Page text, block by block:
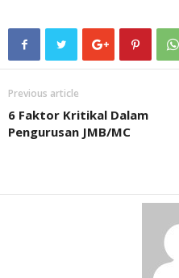
Previous article
6 Faktor Kritikal Dalam
Pengurusan JMB/MC